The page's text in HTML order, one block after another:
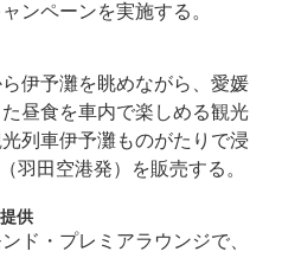
ンペーンを実施する。
伊予灘を眺めながら、愛媛
昼食を車内で楽しめる観光
列車伊予灘ものがたりで浸
羽田空港発）を販売する。
供
ド・プレミアラウンジで、